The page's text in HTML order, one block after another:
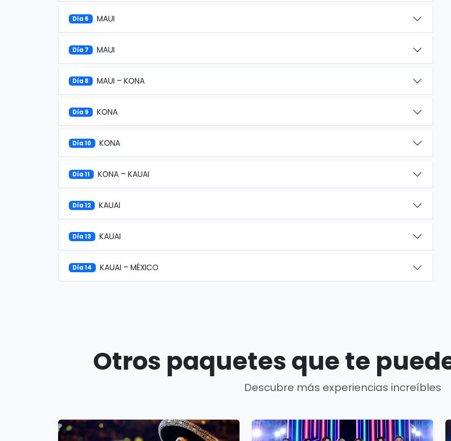
Día 6 MAUI
Día 7 MAUI
Día 8 MAUI – KONA
Día 9 KONA
Día 10 KONA
Día 11 KONA – KAUAI
Día 12 KAUAI
Día 13 KAUAI
Día 14 KAUAI – MÉXICO
Otros paquetes que te
Descubre más experiencias increíbles